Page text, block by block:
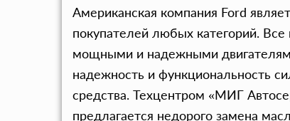
Американская компания Ford
покупателей любых категорий.
мощными и надежными
надежность и функциональность
средства. Техцентром «МИГ
предлагается недорого замена